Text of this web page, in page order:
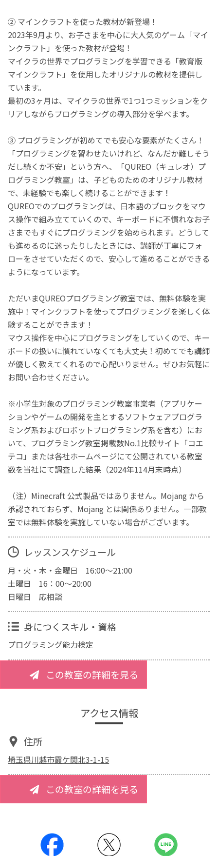
② マインクラフトを使った教材が新登場！
2023年9月より、お子さまを中心に大人気のゲーム「マイ
ンクラフト」を使った教材が登場！
マイクラの世界でプログラミングを学習できる「教育版
マインクラフト」を使用したオリジナルの教材を提供し
ています。
最初の3ヶ月は、マイクラの世界で1つ1つミッションをク
リアしながらプログラミングの導入部分を学べます。
③ プログラミングが初めてでも安心な要素がたくさん！
「プログラミングを習わせたいけれど、なんだか難しそう
だし続くか不安」という方へ、「QUREO（キュレオ）プ
ログラミング教室」は、子どものためのオリジナル教材
で、未経験でも楽しく続けることができます！
QUREOでのプログラミングは、日本語のブロックをマウ
ス操作で組み立てていくので、キーボードに不慣れなお子
さまでもすぐにプログラミングを始められます。どうして
も進めるのに迷ったりしたときには、講師が丁寧にフォ
ローをさせていただくので、安心して進めることができる
ようになっています。
ただいまQUREOプログラミング教室では、無料体験を実
施中！マインクラフトを使ってプログラミングを楽しく体
験することができます！
マウス操作を中心にプログラミングをしていくので、キー
ボードの扱いに慣れていなくても大丈夫！初めてでも講師
が優しく教えてくれるので心配いりません。ぜひお気軽に
お問い合わせください。
※小学生対象のプログラミング教室事業者（アプリケー
ションやゲームの開発を主とするソフトウェアプログラ
ミング系およびロボットプログラミング系を含む）にお
いて、プログラミング教室掲載数No.1比較サイト「コエ
テコ」または各社ホームページにて公開されている教室
数を当社にて調査した結果（2024年114月末時点）
（注）Minecraft 公式製品ではありません。Mojang から
承認されておらず、Mojang とは関係ありません。一部教
室では無料体験を実施していない場合がございます。
レッスンスケジュール
月・火・木・金曜日 16:00～21:00
土曜日 16：00～20:00
日曜日 応相談
身につくスキル・資格
プログラミング能力検定
この教室の詳細を見る
アクセス情報
住所
埼玉県川越市霞ケ関北3-1-15
この教室の詳細を見る